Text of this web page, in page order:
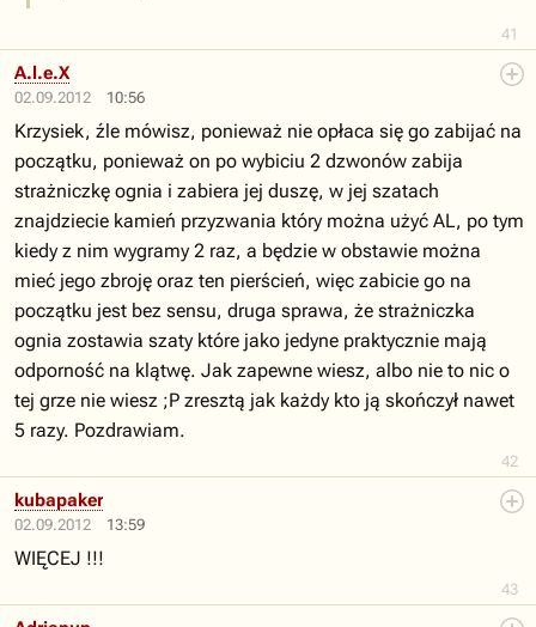
41
02.09.2012 10:56
42
A.l.e.X
Krzysiek, źle mówisz, ponieważ nie opłaca się go zabijać na
początku, ponieważ on po wybiciu 2 dzwonów zabija
strażniczkę ognia i zabiera jej duszę, w jej szatach
znajdziecie kamień przyzwania który można użyć AL, po tym
kiedy z nim wygramy 2 raz, a będzie w obstawie można
mieć jego zbroję oraz ten pierścień, więc zabicie go na
początku jest bez sensu, druga sprawa, że strażniczka
ognia zostawia szaty które jako jedyne praktycznie mają
odporność na klątwę. Jak zapewne wiesz, albo nie to nic o
tej grze nie wiesz ;P zresztą jak każdy kto ją skończył nawet
5 razy. Pozdrawiam.
02.09.2012 13:59
43
kubapaker
WIĘCEJ !!!